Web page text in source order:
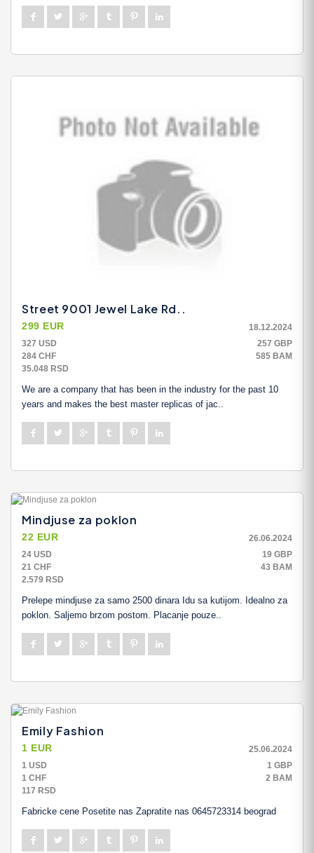
Street 9001 Jewel Lake Rd..
299 EUR
18.12.2024
327 USD
257 GBP
284 CHF
585 BAM
35.048 RSD
We are a company that has been in the industry for the past 10
years and makes the best master replicas of jac..
Mindjuse za poklon
22 EUR
26.06.2024
24 USD
19 GBP
21 CHF
43 BAM
2.579 RSD
Prelepe mindjuse za samo 2500 dinara Idu sa kutijom. Idealno za
poklon. Saljemo brzom postom. Placanje pouze..
Emily Fashion
1 EUR
25.06.2024
1 USD
1 GBP
1 CHF
2 BAM
117 RSD
Fabricke cene Posetite nas Zapratite nas 0645723314 beograd